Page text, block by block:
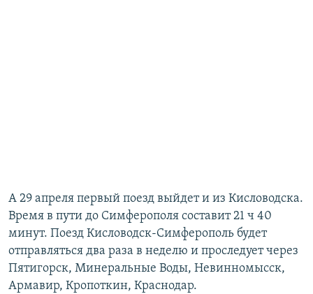
А 29 апреля первый поезд выйдет и из Кисловодска.
Время в пути до Симферополя составит 21 ч 40
минут. Поезд Кисловодск-Симферополь будет
отправляться два раза в неделю и проследует через
Пятигорск, Минеральные Воды, Невинномысск,
Армавир, Кропоткин, Краснодар.